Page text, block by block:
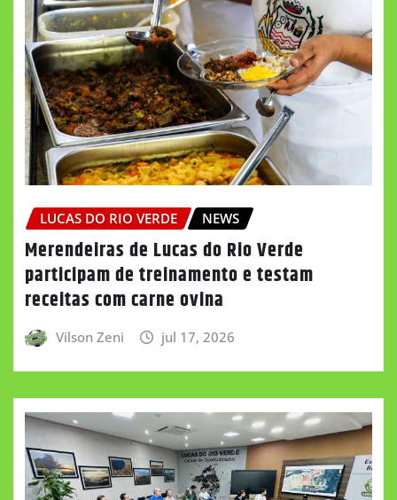
LUCAS DO RIO VERDE NEWS
Merendeiras de Lucas do Rio Verde
participam de treinamento e testam
receitas com carne ovina
Vilson Zeni jul 17, 2026